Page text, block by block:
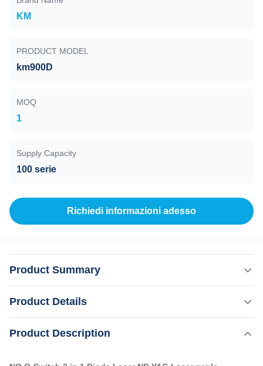
KM
PRODUCT MODEL
km900D
MOQ
1
Supply Capacity
100 serie
Richiedi informazioni adesso
Product Summary
estetiche nel settore, concentrandosi su attrezzature di alta
Product Details
Evidenziare:
Product Description